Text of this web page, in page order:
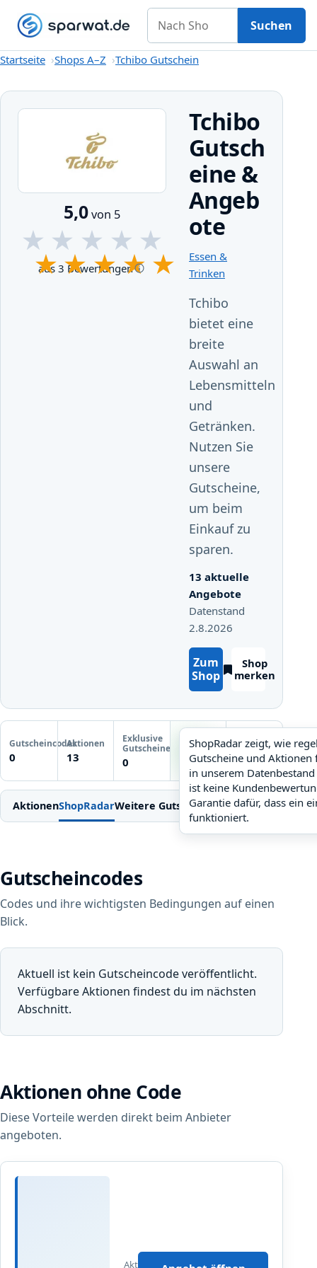
Startseite
GutscheineShops A–Z KategorienMagazin
Nach Shop suchen
Suchen
Startseite Shops A–Z Tchibo Gutschein
5,0von 5
★
★
★
★
★
★
★
★
★
★
aus 3 Bewertungen
Tchibo
Gutsch
eine &
Angeb
ote
Essen &
Trinken
Tchibo
bietet eine
breite
Auswahl an
Lebensmitteln
und
Getränken.
Nutzen Sie
unsere
Gutscheine,
um beim
Einkauf zu
sparen.
13 aktuelle
Angebote
Datenstand
2.8.2026
Zum
Shop
Shop
merken
Gutscheincodes
0
Aktionen
13
Exklusive
Gutscheine
0
ShopRadar
hoch
ShopRadar: hoch. Zur
ShopRadar zeigt, wie
Gutscheine und Aktionen
in unserem
ist keine
Garantie dafür, dass ein
funktioniert.
Letzte
Gutscheinprüfung
Noch keine
Prüfung
AktionenShopRadarWeitere GutscheineEinlösen
Gutscheincodes
Codes und ihre wichtigsten Bedingungen auf einen
Blick.
Aktuell ist kein Gutscheincode veröffentlicht.
Verfügbare Aktionen findest du im nächsten
Abschnitt.
Aktionen ohne Code
Diese Vorteile werden direkt beim Anbieter
angeboten.
Angebot bei Tchibo öffnen
r
erzählen
Aktualisiert